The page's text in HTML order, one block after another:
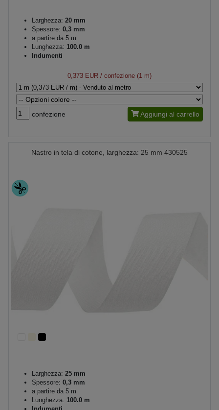
Larghezza: 20 mm
Spessore: 0,3 mm
a partire da 5 m
Lunghezza: 100.0 m
Indumenti
0,373 EUR / confezione (1 m)
confezione Aggiungi al carrello
Nastro in tela di cotone, larghezza: 25 mm 430525
Larghezza: 25 mm
Spessore: 0,3 mm
a partire da 5 m
Lunghezza: 100.0 m
Indumenti